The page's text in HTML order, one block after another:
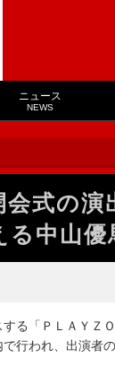
ニュース
NEWS
式の
中山優
する「ＰＬＡＹ
行われ、出演者